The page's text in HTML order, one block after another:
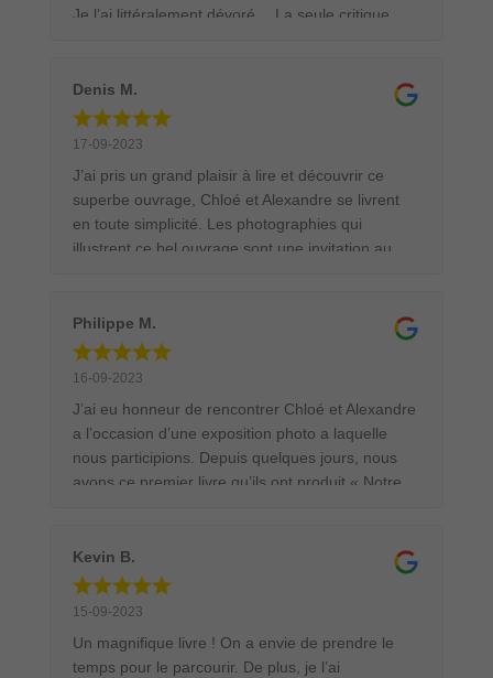
Je l’ai littéralement dévoré… La seule critique
Denis M.
17-09-2023
J’ai pris un grand plaisir à lire et découvrir ce
superbe ouvrage, Chloé et Alexandre se livrent
en toute simplicité. Les photographies qui
illustrent ce bel ouvrage sont une invitation au
Philippe M.
16-09-2023
J’ai eu honneur de rencontrer Chloé et Alexandre
a l’occasion d’une exposition photo a laquelle
nous participions. Depuis quelques jours, nous
avons ce premier livre qu’ils ont produit « Notre
de très belles photos. Si vous êtes un peu
curieux laissez vous tenter par cet ouvrage.
Kevin B.
15-09-2023
Un magnifique livre ! On a envie de prendre le
temps pour le parcourir. De plus, je l’ai